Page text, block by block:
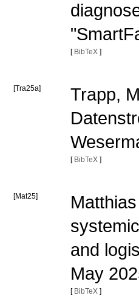
[ BibTeX ]
[Tra25a]
Trapp,
[ BibTeX ]
[Mat25]
and
May
[ BibTeX ]